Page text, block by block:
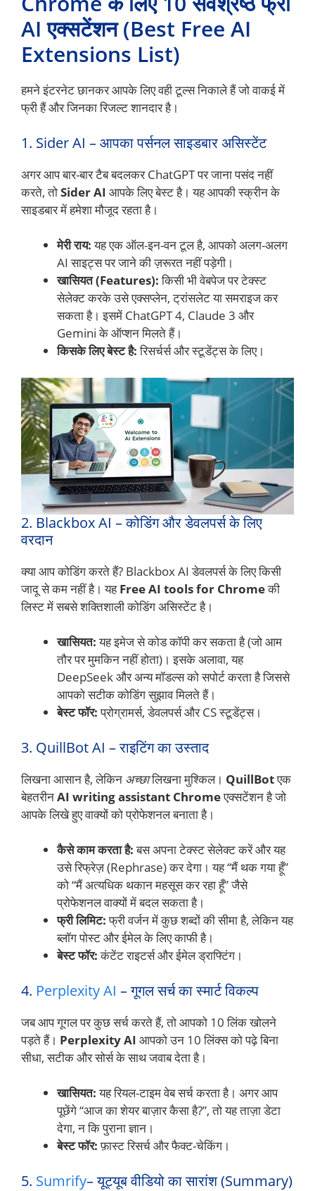
AI एक्सटेंशन (Best Free AI
Extensions List)
हमने इंटरनेट छानकर आपके लिए वही टूल्स निकाले हैं जो वाकई में
फ्री हैं और जिनका रिजल्ट शानदार है।
1. Sider AI – आपका पर्सनल साइडबार असिस्टेंट
अगर आप बार-बार टैब बदलकर ChatGPT पर जाना पसंद नहीं
करते, तोSider AI आपके लिए बेस्ट है। यह आपकी स्क्रीन के
साइडबार में हमेशा मौजूद रहता है।
मेरी राय:यह एक ऑल-इन-वन टूल है, आपको अलग-अलग
AI साइट्स पर जाने की ज़रूरत नहीं पड़ेगी।
खासियत (Features):किसी भी वेबपेज पर टेक्स्ट
सेलेक्ट करके उसे एक्सप्लेन, ट्रांसलेट या समराइज कर
सकता है। इसमें ChatGPT 4, Claude 3 और
Gemini के ऑप्शन मिलते हैं।
किसके लिए बेस्ट है:रिसर्चर्स और स्टूडेंट्स के लिए।
2. Blackbox AI – कोडिंग और डेवलपर्स के लिए
वरदान
क्या आप कोडिंग करते हैं? Blackbox AI डेवलपर्स के लिए किसी
जादू से कम नहीं है। यहFree AI tools for Chromeकी
लिस्ट में सबसे शक्तिशाली कोडिंग असिस्टेंट है।
खासियत:यह इमेज से कोड कॉपी कर सकता है (जो आम
तौर पर मुमकिन नहीं होता)। इसके अलावा, यह
DeepSeek और अन्य मॉडल्स को सपोर्ट करता है जिससे
आपको सटीक कोडिंग सुझाव मिलते हैं।
बेस्ट फॉर:प्रोग्रामर्स, डेवलपर्स और CS स्टूडेंट्स।
3. QuillBot AI – राइटिंग का उस्ताद
लिखना आसान है, लेकिन अच्छालिखना मुश्किल। QuillBotएक
बेहतरीनAI writing assistant Chromeएक्सटेंशन है जो
आपके लिखे हुए वाक्यों को प्रोफेशनल बनाता है।
कैसे काम करता है:बस अपना टेक्स्ट सेलेक्ट करें और यह
उसे रिफ्रेज़ (Rephrase) कर देगा। यह “मैं थक गया हूँ”
को “मैं अत्यधिक थकान महसूस कर रहा हूँ” जैसे
प्रोफेशनल वाक्यों में बदल सकता है।
फ्री लिमिट:फ्री वर्जन में कुछ शब्दों की सीमा है, लेकिन यह
ब्लॉग पोस्ट और ईमेल के लिए काफी है।
बेस्ट फॉर:कंटेंट राइटर्स और ईमेल ड्राफ्टिंग।
4. Perplexity AI – गूगल सर्च का स्मार्ट विकल्प
जब आप गूगल पर कुछ सर्च करते हैं, तो आपको 10 लिंक खोलने
पड़ते हैं। Perplexity AI आपको उन 10 लिंक्स को पढ़े बिना
सीधा, सटीक और सोर्स के साथ जवाब देता है।
खासियत:यह रियल-टाइम वेब सर्च करता है। अगर आप
पूछेंगे “आज का शेयर बाज़ार कैसा है?”, तो यह ताज़ा डेटा
देगा, न कि पुराना ज्ञान।
बेस्ट फॉर:फ़ास्ट रिसर्च और फैक्ट-चेकिंग।
5. Sumrify– यूट्यूब वीडियो का सारांश (Summary)